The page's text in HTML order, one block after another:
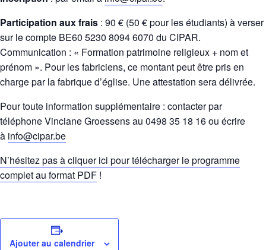
Participation aux frais : 90 € (50 € pour les étudiants) à verser
sur le compte BE60 5230 8094 6070 du CIPAR.
Communication : « Formation patrimoine religieux + nom et
prénom ». Pour les fabriciens, ce montant peut être pris en
charge par la fabrique d’église. Une attestation sera délivrée.
Pour toute information supplémentaire : contacter par
téléphone Vinciane Groessens au 0498 35 18 16 ou écrire
à info@cipar.be
N’hésitez pas à cliquer ici pour télécharger le programme
complet au format PDF !
Ajouter au calendrier